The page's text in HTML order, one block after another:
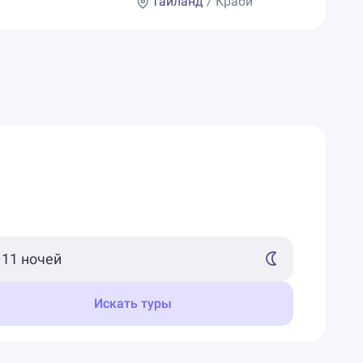
Искать туры